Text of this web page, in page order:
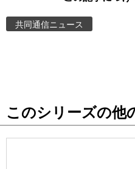
お知らせ
共同通信ニュース
このシリーズの他